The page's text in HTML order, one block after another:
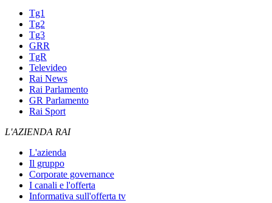
Tg1
Tg2
Tg3
GRR
TgR
Televideo
Rai News
Rai Parlamento
GR Parlamento
Rai Sport
L'AZIENDA RAI
L'azienda
Il gruppo
Corporate governance
I canali e l'offerta
Informativa sull'offerta tv